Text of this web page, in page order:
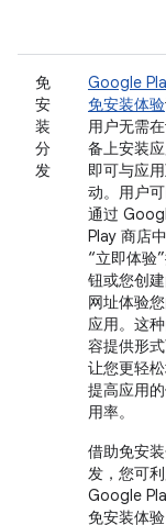
免
安
装
分
发
Google
免安装体验
用户无需
备上安装
即可与应
动。用户
通过
Play 商店
“立即体验
钮或您创
网址体验
应用。这
容提供形
让您更轻
提高应用
用率。
借助免安
发，您可
Google
免安装体验